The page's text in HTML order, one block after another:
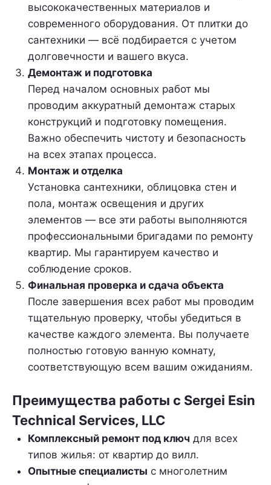
высококачественных материалов и
современного оборудования. От плитки до
сантехники — всё подбирается с учетом
долговечности и вашего вкуса.
Демонтаж и подготовка
Перед началом основных работ мы
проводим аккуратный демонтаж старых
конструкций и подготовку помещения.
Важно обеспечить чистоту и безопасность
на всех этапах процесса.
Монтаж и отделка
Установка сантехники, облицовка стен и
пола, монтаж освещения и других
элементов — все эти работы выполняются
профессиональными бригадами по ремонту
квартир. Мы гарантируем качество и
соблюдение сроков.
Финальная проверка и сдача объекта
После завершения всех работ мы проводим
тщательную проверку, чтобы убедиться в
качестве каждого элемента. Вы получаете
полностью готовую ванную комнату,
соответствующую всем вашим ожиданиям.
Преимущества работы с Sergei Esin
Technical Services, LLC
Комплексный ремонт под ключ для всех
типов жилья: от квартир до вилл.
Опытные специалисты с многолетним